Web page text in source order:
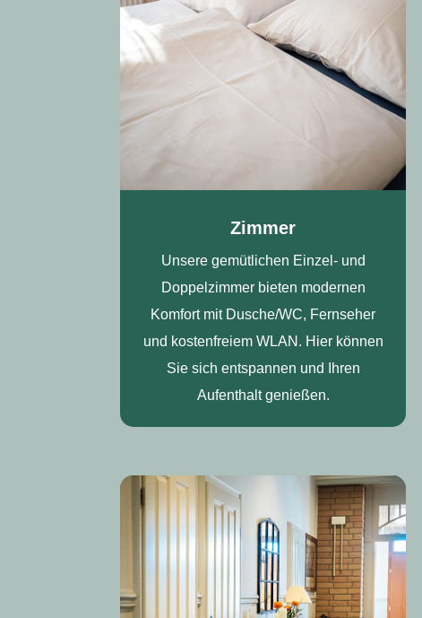
Zimmer
Unsere gemütlichen Einzel- und
Doppelzimmer bieten modernen
Komfort mit Dusche/WC, Fernseher
und kostenfreiem WLAN. Hier können
Sie sich entspannen und Ihren
Aufenthalt genießen.